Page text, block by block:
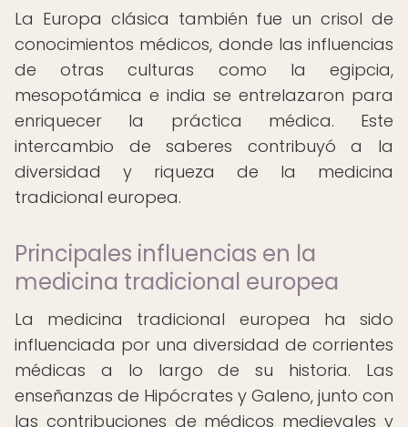
La Europa clásica también fue un crisol de
conocimientos médicos, donde las influencias
de otras culturas como la egipcia,
mesopotámica e india se entrelazaron para
enriquecer la práctica médica. Este
intercambio de saberes contribuyó a la
diversidad y riqueza de la medicina
tradicional europea.
Principales influencias en la
medicina tradicional europea
La medicina tradicional europea ha sido
influenciada por una diversidad de corrientes
médicas a lo largo de su historia. Las
enseñanzas de Hipócrates y Galeno, junto con
las contribuciones de médicos medievales y